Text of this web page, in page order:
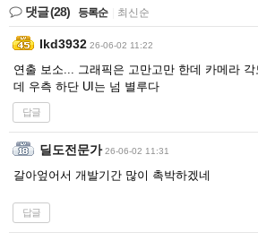
댓글(28) 등록순 최신순
Ikd3932 26-06-02 11:22
연출 보소... 그래픽은 고만고만 한데 카메라
데 우측 하단 UI는 넘 별루다
답글
딜도전문가 26-06-02 11:31
갈아엎어서 개발기간 많이 촉박하겠네
답글